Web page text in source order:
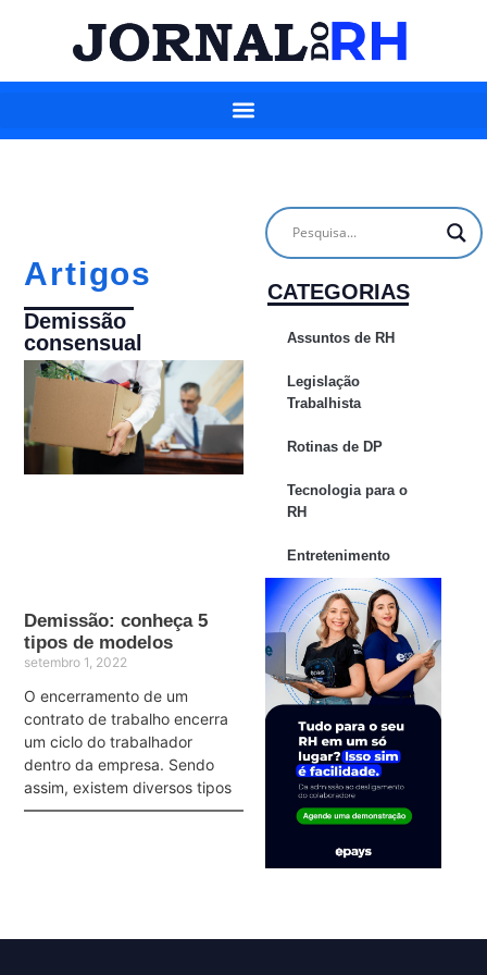
Artigos
Demissão
consensual
Demissão: conheça 5
tipos de modelos
setembro 1, 2022
O encerramento de um
contrato de trabalho encerra
um ciclo do trabalhador
dentro da empresa. Sendo
assim, existem diversos tipos
CATEGORIAS
Assuntos de RH
Legislação
Trabalhista
Rotinas de DP
Tecnologia para o
RH
Entretenimento